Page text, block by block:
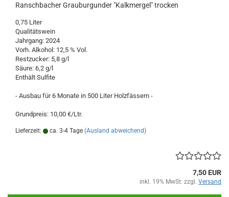
Ranschbacher Grauburgunder "Kalkmergel" trocken
0,75 Liter
Qualitätswein
Jahrgang: 2024
Vorh. Alkohol: 12,5 % Vol.
Restzucker: 5,8 g/l
Säure: 6,2 g/l
Enthält Sulfite
- Ausbau für 6 Monate in 500 Liter Holzfässern -
Grundpreis: 10,00 €/Ltr.
Lieferzeit: ca. 3-4 Tage (Ausland abweichend)
7,50 EUR
inkl. 19% MwSt. zzgl. Versand